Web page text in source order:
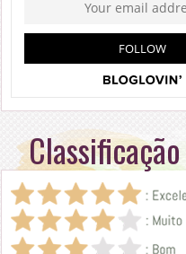
Classificação